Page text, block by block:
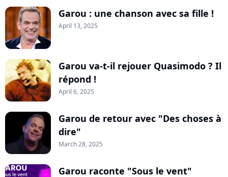
Garou : une chanson avec sa fille !
April 13, 2025
Garou va-t-il rejouer Quasimodo ? Il
répond !
April 6, 2025
Garou de retour avec "Des choses à
dire"
March 28, 2025
Garou raconte "Sous le vent"